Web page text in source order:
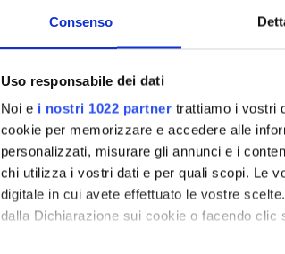
Consenso
Uso responsabile dei dati
Noi e i nostri 1022 partner trattiamo i vostri
cookie per memorizzare e accedere alle
personalizzati, misurare gli annunci e i
chi utilizza i vostri dati e per quali scopi. Le
digitale in cui avete effettuato le vostre
dalla Dichiarazione sui cookie o facendo clic